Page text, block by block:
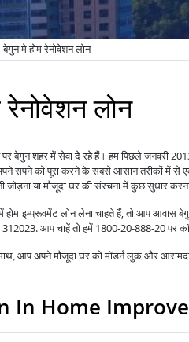
बेगुन मे होम रेनोवेशन लोन
लोन
पर बेगुन शहर में सेवा दे रहे हैं। हम पिछले जनवरी
सपने को पूरा करने के सबसे आसान तरीकों में से
जोड़ना या मौजूदा घर की संरचना में कुछ सुधार
होम इम्प्रूवमेंट लोनलेना चाहते हैं, तो आप आवास
आप चाहें तो हमें 1800-20-888-20 पर
आप अपने मौजूदा घर को मॉडर्न लुक और
In Home